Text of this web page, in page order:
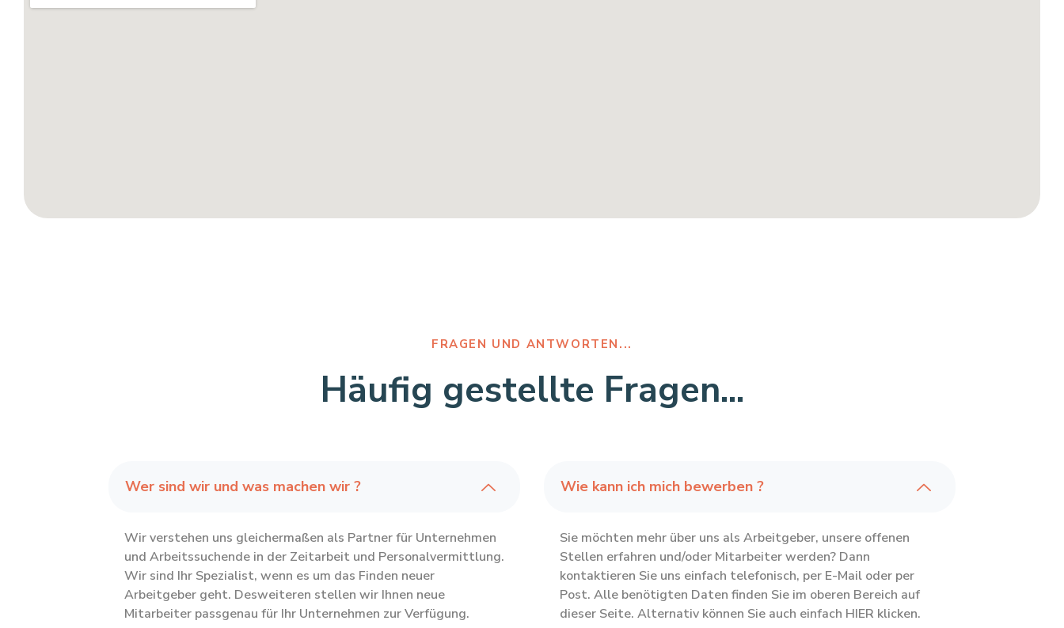
FRAGEN UND ANTWORTEN...
Häufig gestellte Fragen...
Wer sind wir und was machen wir ?
Wir verstehen uns gleichermaßen als Partner für Unternehmen
und Arbeitssuchende in der Zeitarbeit und Personalvermittlung.
Wir sind Ihr Spezialist, wenn es um das Finden neuer
Arbeitgeber geht. Desweiteren stellen wir Ihnen neue
Mitarbeiter passgenau für Ihr Unternehmen zur Verfügung.
Wie kann ich mich bewerben ?
Sie möchten mehr über uns als Arbeitgeber, unsere offenen
Stellen erfahren und/oder Mitarbeiter werden? Dann
kontaktieren Sie uns einfach telefonisch, per E-Mail oder per
Post. Alle benötigten Daten finden Sie im oberen Bereich auf
dieser Seite. Alternativ können Sie auch einfach HIER klicken.